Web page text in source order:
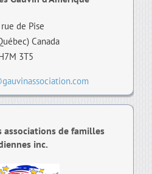
rue de Pise
Canada
3T5
associations de familles
inc.